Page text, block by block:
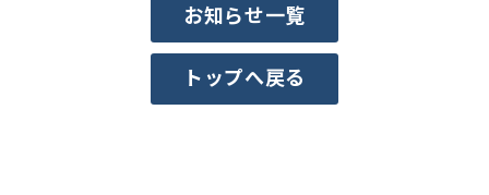
お知らせ一覧
トップへ戻る